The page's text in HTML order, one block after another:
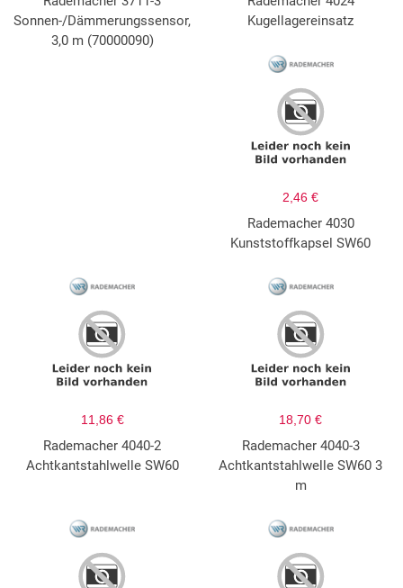
Sonnen-/Dämmerungssensor,
3,0 m (70000090)
Kugellagereinsatz
2,46 €
Rademacher 4030
Kunststoffkapsel SW60
11,86 €
Rademacher 4040-2
Achtkantstahlwelle SW60
18,70 €
Rademacher 4040-3
Achtkantstahlwelle SW60 3
m